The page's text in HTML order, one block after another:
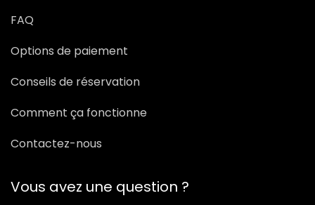
FAQ
Options de paiement
Conseils de réservation
Comment ça fonctionne
Contactez-nous
Vous avez une question ?